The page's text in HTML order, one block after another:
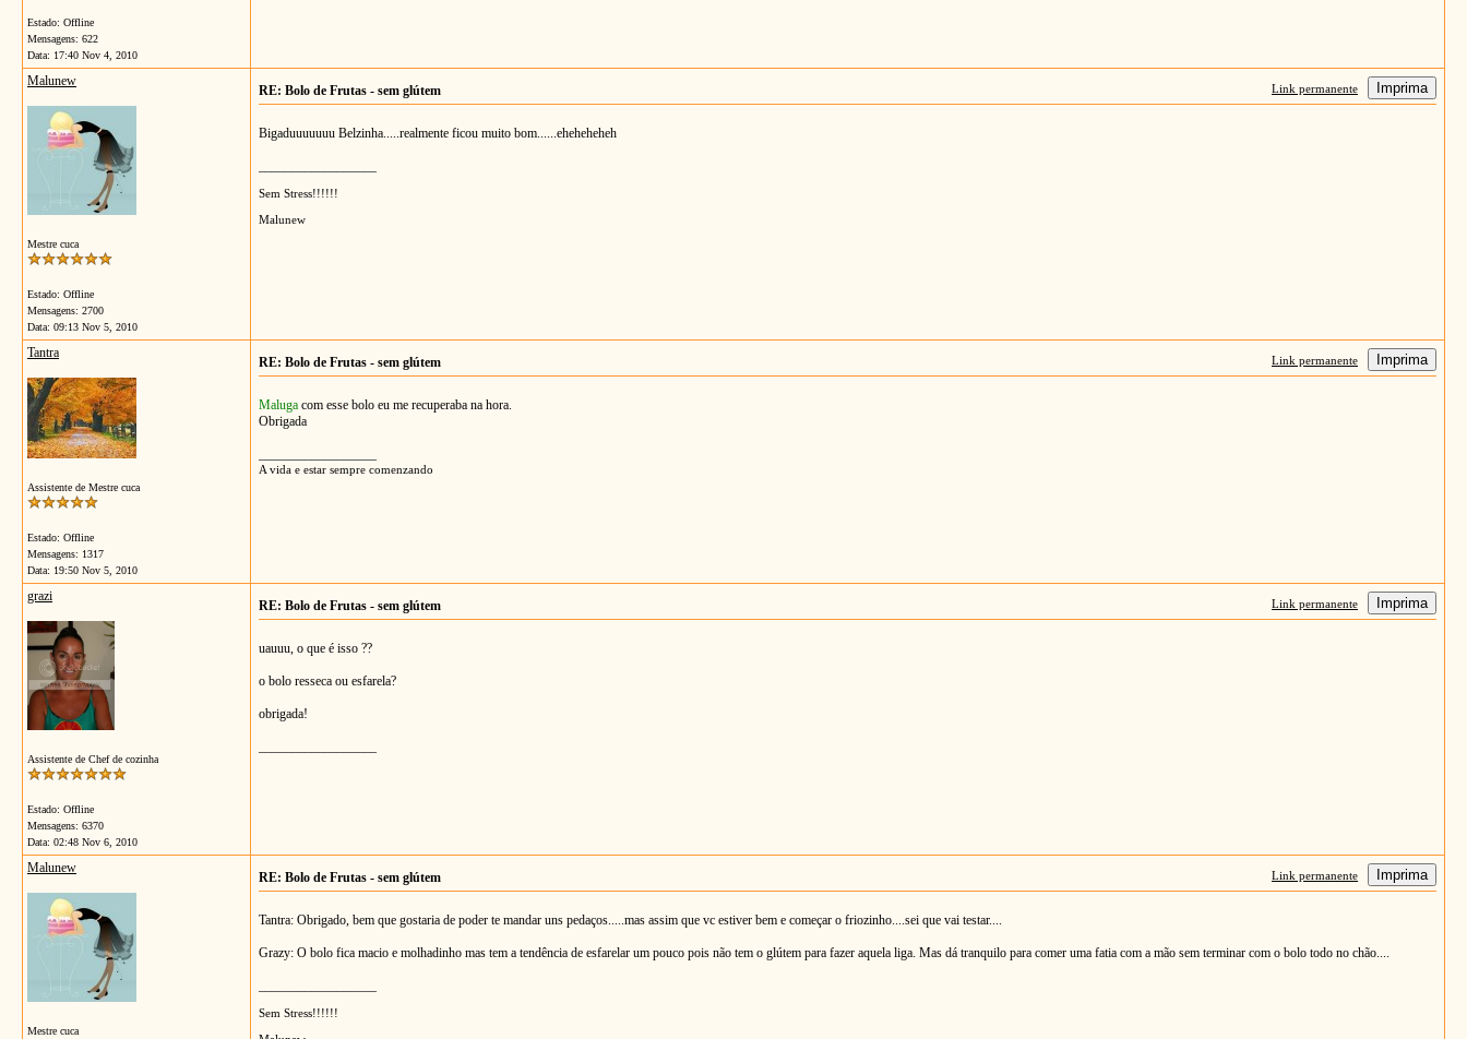
Estado: Offline
Mensagens: 622
Data: 17:40 Nov 4, 2010
Malunew
Mestre cuca
Estado: Offline
Mensagens: 2700
Data: 09:13 Nov 5, 2010
RE: Bolo de Frutas - sem glútem Link permanente Imprima
Bigaduuuuuuu Belzinha.....realmente ficou muito bom......eheheheheh
Sem Stress!!!!!!
Malunew
Tantra
Assistente de Mestre cuca
Estado: Offline
Mensagens: 1317
Data: 19:50 Nov 5, 2010
RE: Bolo de Frutas - sem glútem Link permanente Imprima
Maluga com esse bolo eu me recuperaba na hora.
Obrigada
A vida e estar sempre comenzando
grazi
Assistente de Chef de cozinha
Estado: Offline
Mensagens: 6370
Data: 02:48 Nov 6, 2010
RE: Bolo de Frutas - sem glútem Link permanente Imprima
uauuu, o que é isso ??
o bolo resseca ou esfarela?
obrigada!
Malunew
Mestre cuca
RE: Bolo de Frutas - sem glútem Link permanente Imprima
Tantra: Obrigado, bem que gostaria de poder te mandar uns pedaços.....mas assim que vc estiver bem e começar o friozinho....sei que vai testar....
Grazy: O bolo fica macio e molhadinho mas tem a tendência de esfarelar um pouco pois não tem o glútem para fazer aquela liga. Mas dá tranquilo para comer uma fatia com a mão sem terminar com o bolo todo no chão....
Sem Stress!!!!!!